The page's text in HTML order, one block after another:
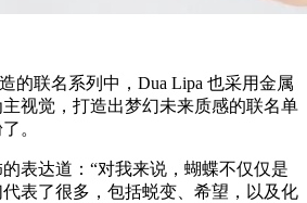
联名系列中，Dua Lipa 也采用金属
视觉，打造出梦幻未来质感的联名单
。
达道：“对我来说，蝴蝶不仅仅是
表了很多，包括蜕变、希望，以及化